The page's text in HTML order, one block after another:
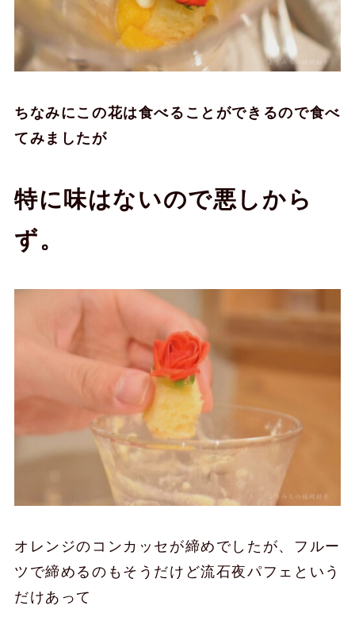
ちなみにこの花は食べることができるので食べ
てみましたが
特に味はないので悪しから
ず。
オレンジのコンカッセが締めでしたが、フルー
ツで締めるのもそうだけど流石夜パフェという
だけあって